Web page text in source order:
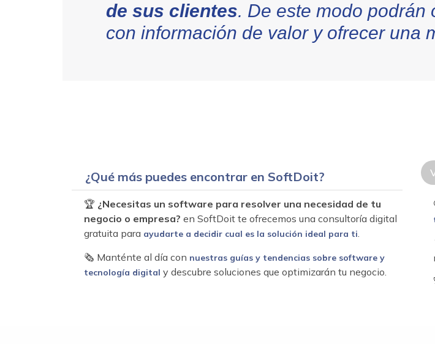
de sus clientes. De este modo podrán
con información de valor y ofrecer una
¿Qué más puedes encontrar en SoftDoit?
🏆 ¿Necesitas un software para resolver una necesidad de tu
negocio o empresa? en SoftDoit te ofrecemos una consultoría digital
gratuita para ayudarte a decidir cual es la solución ideal para ti.
🗞 Manténte al día con nuestras guías y tendencias sobre software y
tecnología digital y descubre soluciones que optimizarán tu negocio.